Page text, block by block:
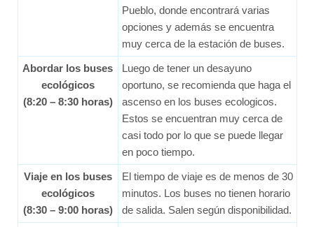
Pueblo, donde encontrará varias
opciones y además se encuentra
muy cerca de la estación de buses.
Abordar los buses
ecológicos
(8:20 – 8:30 horas)
Luego de tener un desayuno
oportuno, se recomienda que haga el
ascenso en los buses ecologicos.
Estos se encuentran muy cerca de
casi todo por lo que se puede llegar
en poco tiempo.
Viaje en los buses
ecológicos
(8:30 – 9:00 horas)
El tiempo de viaje es de menos de 30
minutos. Los buses no tienen horario
de salida. Salen según disponibilidad.